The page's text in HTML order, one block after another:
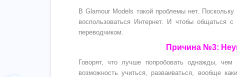
В Glamour Models такой проблемы нет.
воспользоваться Интернет. И чтобы общаться
переводчиком.
Причина №3:
Говорят, что лучше попробовать однажды,
возможность учиться, разваиваться, вообще